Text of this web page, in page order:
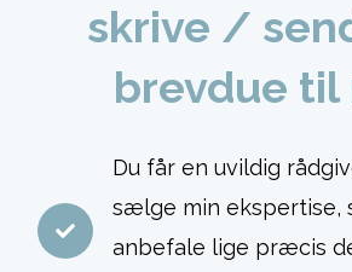
skrive /
brevdue til
Du får en uvildig
sælge min ekspertise,
anbefale lige præcis